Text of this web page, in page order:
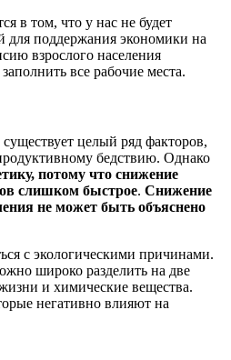
в том, что у нас не будет
для поддержания экономики на
взрослого населения
все рабочие места.
целый ряд факторов,
бедствию. Однако
потому что снижение
слишком быстрое. Снижение
не может быть объяснено
с экологическими причинами.
широко разделить на две
и химические вещества.
негативно влияют на